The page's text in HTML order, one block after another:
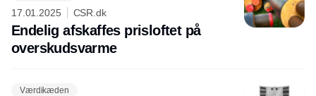
17.01.2025 CSR.dk
Endelig afskaffes prisloftet på
overskudsvarme
Værdikæden